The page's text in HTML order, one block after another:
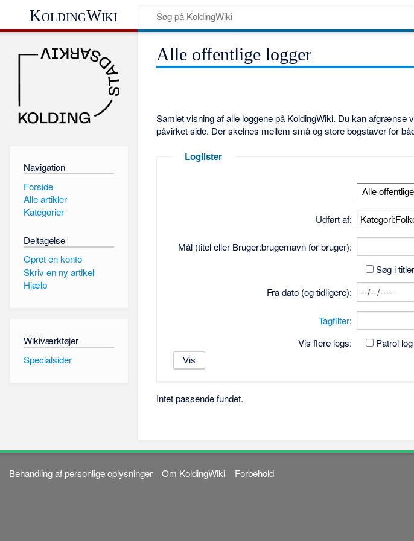
KoldingWiki
Alle offentlige logger
Samlet visning af alle loggene på KoldingWiki. Du kan
påvirket side. Der skelnes mellem små og store bogstaver for
Loglister
Udført af:
Mål (titel eller Bruger:brugernavn for bruger):
Søg i
Fra dato (og tidligere):
Tagfilter:
Vis flere logs:
Patrol log
Intet passende fundet.
Navigation
Forside
Alle artikler
Kategorier
Deltagelse
Opret en konto
Skriv en ny artikel
Hjælp
Wikiværktøjer
Specialsider
Behandling af personlige oplysninger Om KoldingWiki Forbehold